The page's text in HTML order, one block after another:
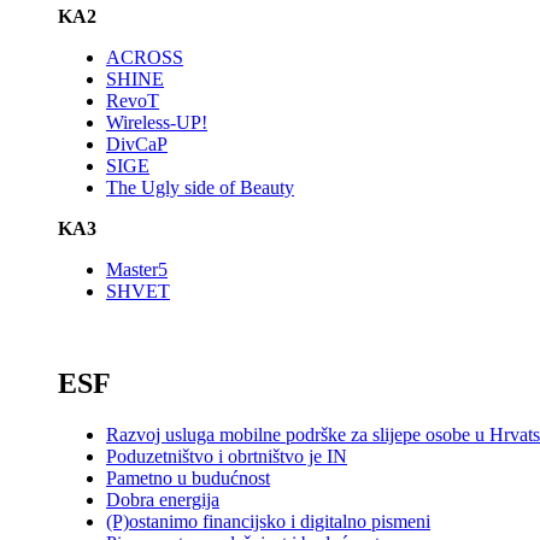
KA2
ACROSS
SHINE
RevoT
Wireless-UP!
DivCaP
SIGE
The Ugly side of Beauty
KA3
Master5
SHVET
ESF
Razvoj usluga mobilne podrške za slijepe osobe u
Poduzetništvo i obrtništvo je IN
Pametno u budućnost
Dobra energija
(P)ostanimo financijsko i digitalno pismeni